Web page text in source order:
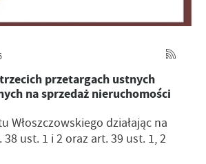
przetargach ustnych
na sprzedaż nieruchomości
Włoszczowskiego działając na
ust. 1 i 2 oraz art. 39 ust. 1, 2